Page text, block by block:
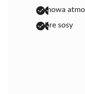
domowa
dobre sosy